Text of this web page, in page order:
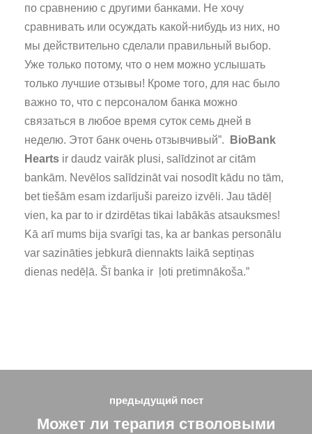
по сравнению с другими банками. Не хочу
сравнивать или осуждать какой-нибудь из них, но
мы действительно сделали правильный выбор.
Уже только потому, что о нем можно услышать
только лучшие отзывы! Кроме того, для нас было
важно то, что с персоналом банка можно
связаться в любое время суток семь дней в
неделю. Этот банк очень отзывчивый”.
BioBank
Hearts ir daudz vairāk plusi, salīdzinot ar citām
bankām. Nevēlos salīdzināt vai nosodīt kādu no tām,
bet tiešām esam izdarījuši pareizo izvēli. Jau tādēļ
vien, ka par to ir dzirdētas tikai labākās atsauksmes!
Kā arī mums bija svarīgi tas, ka ar bankas personālu
var sazināties jebkurā diennakts laikā septiņas
dienas nedēļā. Šī banka ir ļoti pretimnākoša.”
предыдущий пост
Может ли терапия стволовыми